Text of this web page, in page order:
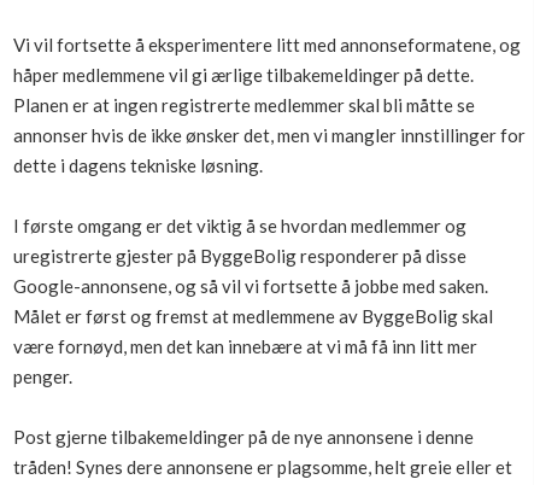
Få mer ut av Boligmappa
Vi vil fortsette å eksperimentere litt med annonseformatene, og
håper medlemmene vil gi ærlige tilbakemeldinger på dette.
Planen er at ingen registrerte medlemmer skal bli måtte se
annonser hvis de ikke ønsker det, men vi mangler innstillinger for
dette i dagens tekniske løsning.
I første omgang er det viktig å se hvordan medlemmer og
uregistrerte gjester på ByggeBolig responderer på disse
Google-annonsene, og så vil vi fortsette å jobbe med saken.
Målet er først og fremst at medlemmene av ByggeBolig skal
være fornøyd, men det kan innebære at vi må få inn litt mer
penger.
Post gjerne tilbakemeldinger på de nye annonsene i denne
tråden! Synes dere annonsene er plagsomme, helt greie eller et